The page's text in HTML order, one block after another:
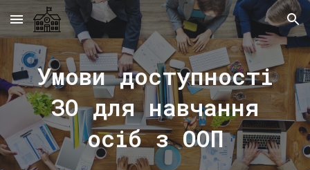
Skip to main content Skip to navigation
Умови доступності
ЗО для навчання
осіб з ООП